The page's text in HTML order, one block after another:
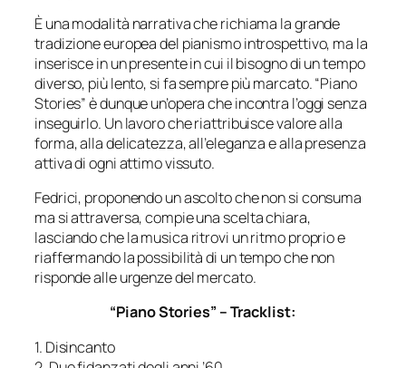
È una modalità narrativa che richiama la grande
tradizione europea del pianismo introspettivo, ma la
inserisce in un presente in cui il bisogno di un tempo
diverso, più lento, si fa sempre più marcato. “Piano
Stories” è dunque un’opera che incontra l’oggi senza
inseguirlo. Un lavoro che riattribuisce valore alla
forma, alla delicatezza, all’eleganza e alla presenza
attiva di ogni attimo vissuto.
Fedrici, proponendo un ascolto che non si consuma
ma si attraversa, compie una scelta chiara,
lasciando che la musica ritrovi un ritmo proprio e
riaffermando la possibilità di un tempo che non
risponde alle urgenze del mercato.
“Piano Stories” – Tracklist:
1. Disincanto